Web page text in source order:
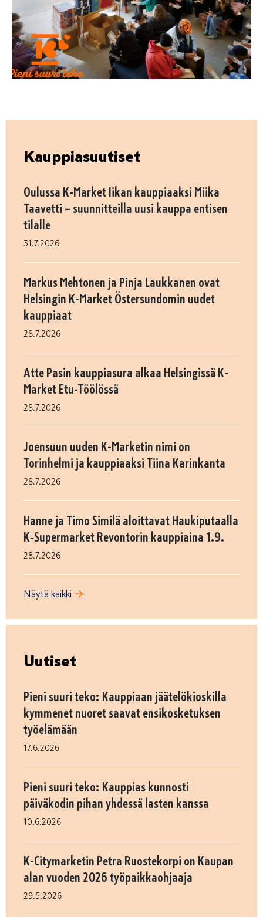
Kauppiasuutiset
Oulussa K-Market Iikan kauppiaaksi Miika
Taavetti – suunnitteilla uusi kauppa entisen
tilalle
31.7.2026
Markus Mehtonen ja Pinja Laukkanen ovat
Helsingin K-Market Östersundomin uudet
kauppiaat
28.7.2026
Atte Pasin kauppiasura alkaa Helsingissä K-
Market Etu-Töölössä
28.7.2026
Joensuun uuden K-Marketin nimi on
Torinhelmi ja kauppiaaksi Tiina Karinkanta
28.7.2026
Hanne ja Timo Similä aloittavat Haukiputaalla
K‑Supermarket Revontorin kauppiaina 1.9.
28.7.2026
Näytä kaikki
Uutiset
Pieni suuri teko: Kauppiaan jäätelökioskilla
kymmenet nuoret saavat ensikosketuksen
työelämään
17.6.2026
Pieni suuri teko: Kauppias kunnosti
päiväkodin pihan yhdessä lasten kanssa
10.6.2026
K-Citymarketin Petra Ruostekorpi on Kaupan
alan vuoden 2026 työpaikkaohjaaja
29.5.2026